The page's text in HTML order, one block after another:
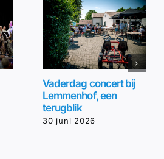
Vaderdag concert bij
Lemmenhof, een
terugblik
30 juni 2026